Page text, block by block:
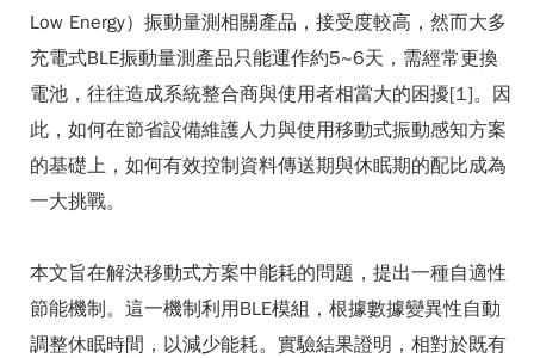
Low Energy）振動量測相關產品，接受度較高，然而大多
充電式BLE振動量測產品只能運作約5~6天，需經常更換
電池，往往造成系統整合商與使用者相當大的困擾[1]。因
此，如何在節省設備維護人力與使用移動式振動感知方案
的基礎上，如何有效控制資料傳送期與休眠期的配比成為
一大挑戰。
本文旨在解決移動式方案中能耗的問題，提出一種自適性
節能機制。這一機制利用BLE模組，根據數據變異性自動
調整休眠時間，以減少能耗。實驗結果證明，相對於既有